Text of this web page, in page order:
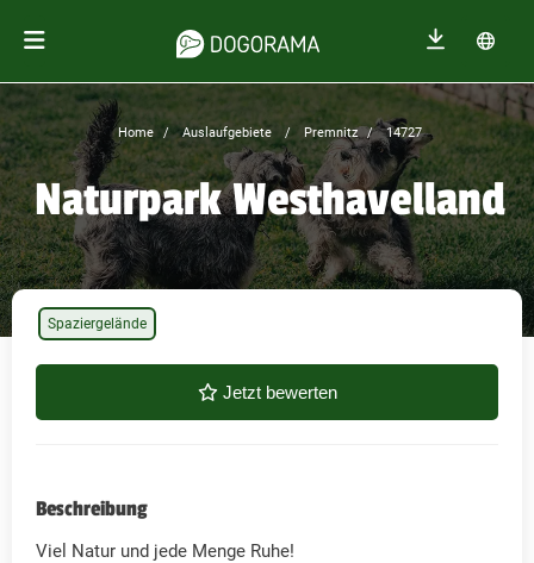
Home Auslaufgebiete Premnitz 14727
Naturpark Westhavelland
Jetzt bewerten
Spaziergelände
Beschreibung
Viel Natur und jede Menge Ruhe!